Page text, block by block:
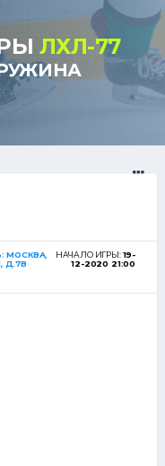
ЛХЛ-77
МОСКВА,
Д.7В
НАЧАЛО ИГРЫ:19-
12-2020 21:00